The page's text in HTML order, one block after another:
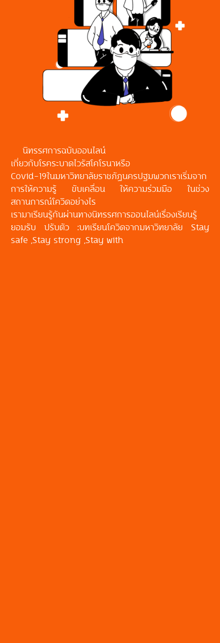
นิทรรศการฉบับออนไลน์
เกี่ยวกับโรคระบาดไวรัสโคโรนาหรือ
Covid-19ในมหาวิทยาลัยราชภัฏนครปฐมพวกเราเริ่มจาก
การให้ความรู้ ขับเคลื่อน ให้ความร่วมมือ ในช่วง
สถานการณ์โควิดอย่างไร
เรามาเรียนรู้กันผ่านทางนิทรรศการออนไลน์เรื่องเรียนรู้
ยอมรับ ปรับตัว :บทเรียนโควิดจากมหาวิทยาลัย Stay
safe ,Stay strong ,Stay with